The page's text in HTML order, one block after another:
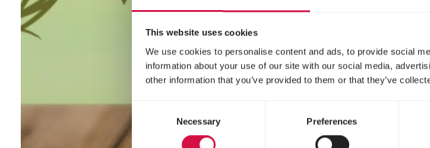
This website uses cookies
We use cookies to personalise content and ads, to provide social
information about your use of our site with our social media,
other information that you’ve provided to them or that they’ve
Consent
Necessary Preferences